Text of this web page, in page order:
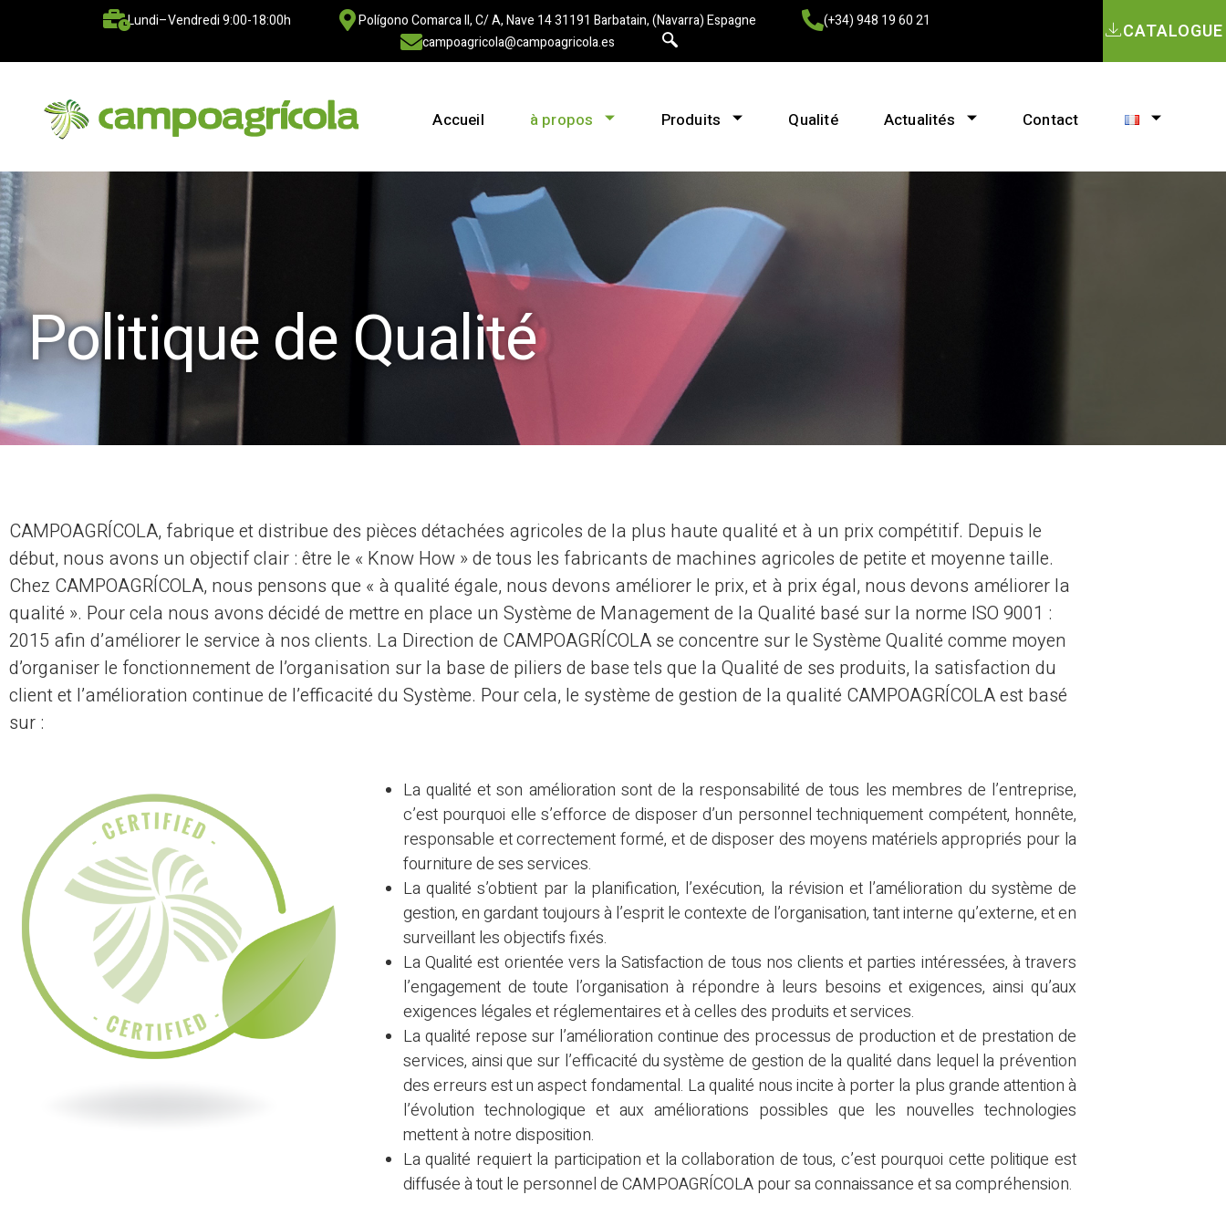
Lundi–Vendredi 9:00-18:00h Polígono Comarca II, C/ A, Nave 14 31191 Barbatain, (Navarra) Espagne
(+34) 948 19 60 21
campoagricola@campoagricola.es
CATALOGUE
Accueil à propos Produits Qualité Actualités Contact
Politique de Qualité
CAMPOAGRÍCOLA, fabrique et distribue des pièces détachées agricoles de la plus haute qualité et à un prix compétitif. Depuis le
début, nous avons un objectif clair : être le « Know How » de tous les fabricants de machines agricoles de petite et moyenne taille.
Chez CAMPOAGRÍCOLA, nous pensons que « à qualité égale, nous devons améliorer le prix, et à prix égal, nous devons améliorer la
qualité ». Pour cela nous avons décidé de mettre en place un Système de Management de la Qualité basé sur la norme ISO 9001 :
2015 afin d’améliorer le service à nos clients. La Direction de CAMPOAGRÍCOLA se concentre sur le Système Qualité comme moyen
d’organiser le fonctionnement de l’organisation sur la base de piliers de base tels que la Qualité de ses produits, la satisfaction du
client et l’amélioration continue de l’efficacité du Système. Pour cela, le système de gestion de la qualité CAMPOAGRÍCOLA est basé
sur :
La qualité et son amélioration sont de la responsabilité de tous les membres de l’entreprise,
c’est pourquoi elle s’efforce de disposer d’un personnel techniquement compétent, honnête,
responsable et correctement formé, et de disposer des moyens matériels appropriés pour la
fourniture de ses services.
La qualité s’obtient par la planification, l’exécution, la révision et l’amélioration du système de
gestion, en gardant toujours à l’esprit le contexte de l’organisation, tant interne qu’externe, et en
surveillant les objectifs fixés.
La Qualité est orientée vers la Satisfaction de tous nos clients et parties intéressées, à travers
l’engagement de toute l’organisation à répondre à leurs besoins et exigences, ainsi qu’aux
exigences légales et réglementaires et à celles des produits et services.
La qualité repose sur l’amélioration continue des processus de production et de prestation de
services, ainsi que sur l’efficacité du système de gestion de la qualité dans lequel la prévention
des erreurs est un aspect fondamental. La qualité nous incite à porter la plus grande attention à
l’évolution technologique et aux améliorations possibles que les nouvelles technologies
mettent à notre disposition.
La qualité requiert la participation et la collaboration de tous, c’est pourquoi cette politique est
diffusée à tout le personnel de CAMPOAGRÍCOLA pour sa connaissance et sa compréhension.